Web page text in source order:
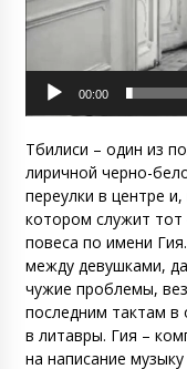
00:00
Тбилиси – один из
лиричной черно-
переулки в центре
котором служит
повеса по имени
между девушками,
чужие проблемы,
последним тактам в
в литавры. Гия –
на написание